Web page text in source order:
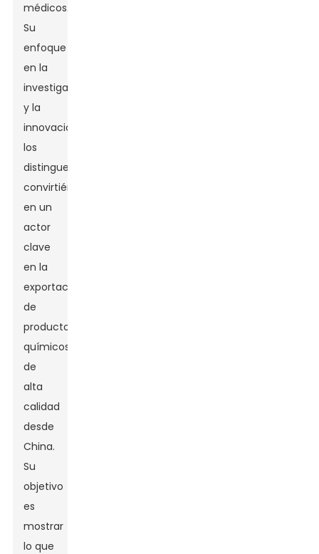
médicos.
Su
enfoque
en la
investigación
y la
innovación
los
distingue,
convirtiéndolos
en un
actor
clave
en la
exportación
de
productos
químicos
de
alta
calidad
desde
China.
Su
objetivo
es
mostrar
lo que